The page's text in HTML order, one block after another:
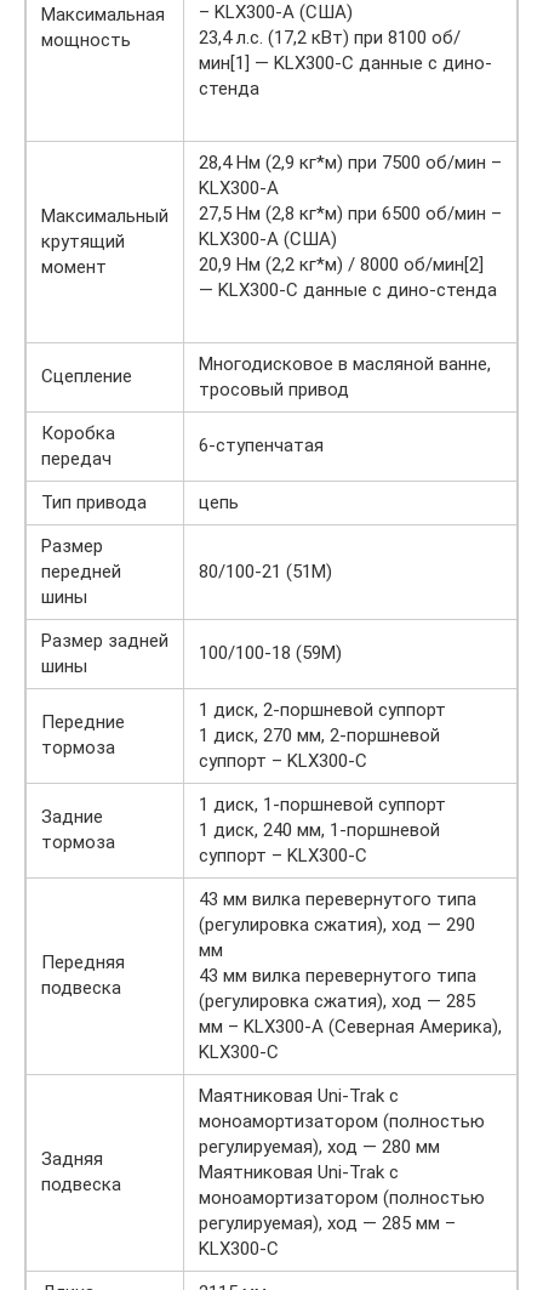
Максимальная
мощность
– KLX300-A (США)
23,4 л.с. (17,2 кВт) при 8100 об/
мин[1] — KLX300-C данные с дино-
стенда
Максимальный
крутящий
момент
28,4 Нм (2,9 кг*м) при 7500 об/мин –
KLX300-A
27,5 Нм (2,8 кг*м) при 6500 об/мин –
KLX300-A (США)
20,9 Нм (2,2 кг*м) / 8000 об/мин[2]
— KLX300-C данные с дино-стенда
Сцепление
Многодисковое в масляной ванне,
тросовый привод
Коробка
передач
6-ступенчатая
Тип привода
цепь
Размер
передней
шины
80/100-21 (51M)
Размер задней
шины
100/100-18 (59M)
Передние
тормоза
1 диск, 2-поршневой суппорт
1 диск, 270 мм, 2-поршневой
суппорт – KLX300-C
Задние
тормоза
1 диск, 1-поршневой суппорт
1 диск, 240 мм, 1-поршневой
суппорт – KLX300-C
Передняя
подвеска
43 мм вилка перевернутого типа
(регулировка сжатия), ход — 290
мм
43 мм вилка перевернутого типа
(регулировка сжатия), ход — 285
мм – KLX300-A (Северная Америка),
KLX300-C
Задняя
подвеска
Маятниковая Uni-Trak с
моноамортизатором (полностью
регулируемая), ход — 280 мм
Маятниковая Uni-Trak с
моноамортизатором (полностью
регулируемая), ход — 285 мм –
KLX300-C